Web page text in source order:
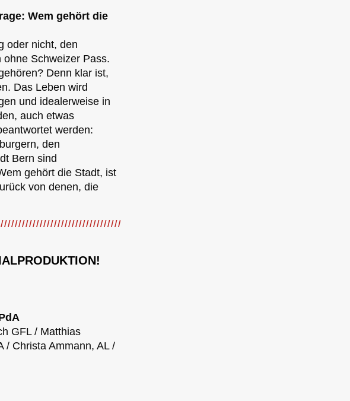
Wem gehört die
oder nicht, den
Schweizer Pass.
Denn klar ist,
Das Leben wird
und idealerweise in
auch etwas
werden:
den
Bern sind
gehört die Stadt, ist
von denen, die
GFL / Matthias
/ Christa Ammann, AL /